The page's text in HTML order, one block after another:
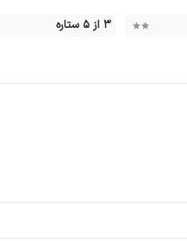
۳ از ۵ ستاره